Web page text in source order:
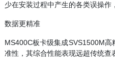
少在安装过程中产生的各类误操
数据更精准
MS400C板卡级集成SVS1500M
准性，其综合性能表现远超传统查